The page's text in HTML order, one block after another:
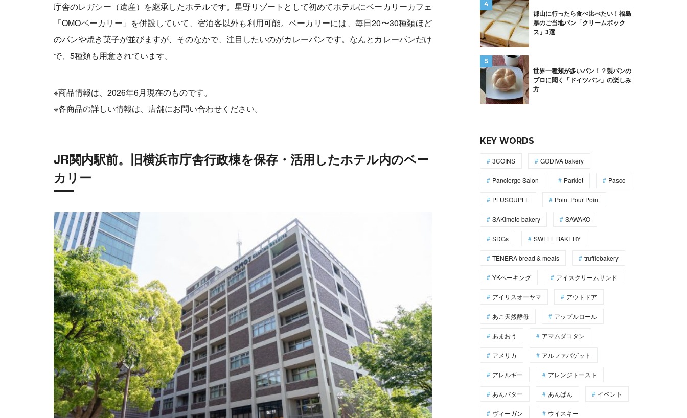
庁舎のレガシー（遺産）を継承したホテルです。星野リゾートとして初めてホテルにベーカリーカフェ
「OMOベーカリー」を併設していて、宿泊客以外も利用可能。ベーカリーには、毎日20〜30種類ほど
のパンや焼き菓子が並びますが、そのなかで、注目したいのがカレーパンです。なんとカレーパンだけ
で、5種類も用意されています。
※商品情報は、2026年6月現在のものです。
※各商品の詳しい情報は、店舗にお問い合わせください。
JR関内駅前。旧横浜市庁舎行政棟を保存・活用したホテル内のベー
カリー
郡山に行ったら食べ比べたい！福島
県のご当地パン「クリームボック
ス」3選
世界一種類が多いパン！？製パンの
プロに聞く「ドイツパン」の楽しみ
方
KEY WORDS
3COINS GODIVA bakery
Pancierge Salon Parklet Pasco
PLUSOUPLE Point Pour Point
SAKImoto bakery SAWAKO
SDGs SWELL BAKERY
TENERA bread & meals trufflebakery
YKベーキング アイスクリームサンド
アイリスオーヤマ アウトドア
あこ天然酵母 アップルロール
あまおう アマムダコタン
アメリカ アルファバゲット
アレルギー アレンジトースト
あんバター あんぱん イベント
ヴィーガン ウイスキー